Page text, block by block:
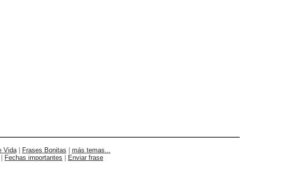
Vida| Frases Bonitas
más temas...
Fechas importantes Enviar frase